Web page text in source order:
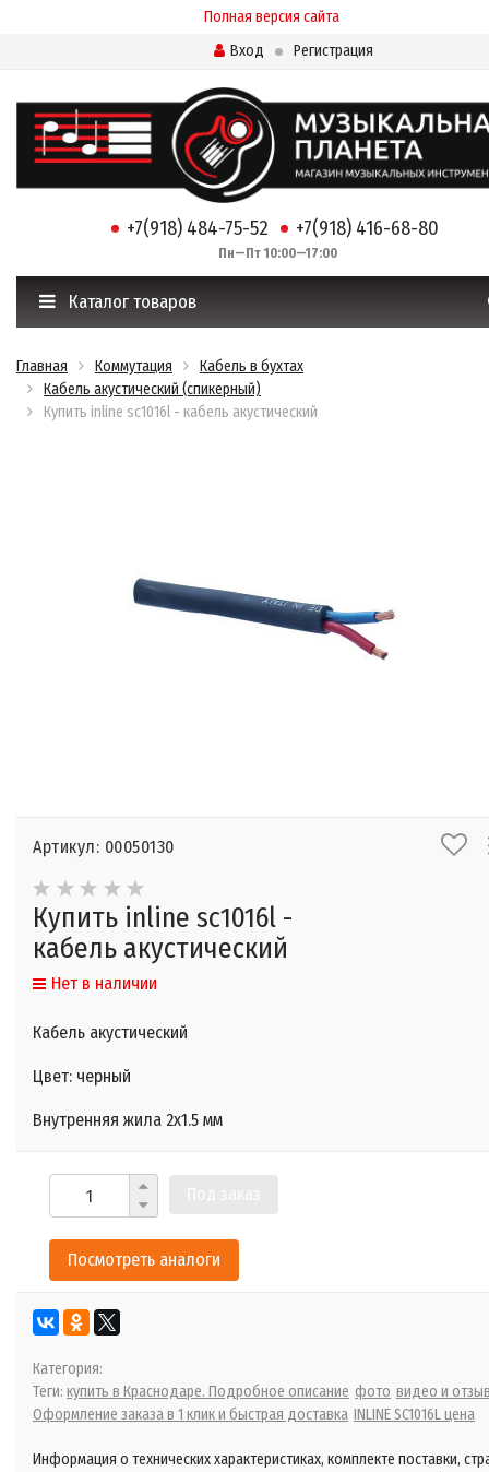
Полная версия сайта
Вход
Регистрация
+7(918) 484-75-52 +7(918) 416-68-80
Пн—Пт 10:00—17:00
Каталог товаров
Главная Коммутация
Кабель в бухтах
Кабель акустический (спикерный)
Купить inline sc1016l - кабель акустический
Артикул: 00050130
Купить inline sc1016l -
кабель акустический
Нет в наличии
Кабель акустический
Цвет: черный
Внутренняя жила 2х1.5 мм
Посмотреть аналоги
Категория:
Теги: купить в Краснодаре. Подробное описание фото видео и
Оформление заказа в 1 клик и быстрая доставка INLINE SC1016L цена
Информация о технических характеристиках, комплекте поставки,